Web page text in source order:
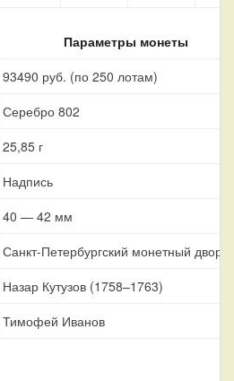
Параметры монеты
93490 руб. (по 250 лотам)
Серебро 802
25,85 г
Надпись
40 — 42 мм
Санкт-Петербургский монетный двор,
Назар Кутузов (1758–1763)
Тимофей Иванов